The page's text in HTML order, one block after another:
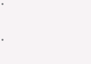
•
•